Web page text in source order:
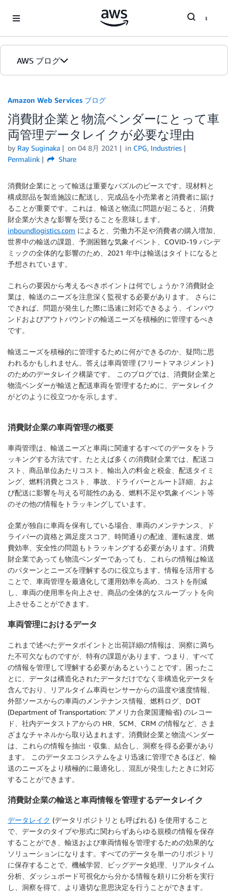
AWS ブログ
カテゴリ
エディション
Amazon Web Services ブログ
消費財企業と物流ベンダーにとって車
両管理データレイクが必要な理由
by Ray Suginaka on 04 8月 2021 in CPG, Industries
Permalink
Share
消費財企業にとって輸送は重要なパズルのピースです。現材料と
構成部品を製造施設に配送し、完成品を小売業者と消費者に届け
ることが重要です。これは、輸送と物流に問題が起こると、消費
財企業が大きな影響を受けることを意味します。
inboundlogistics.com によると、労働力不足や消費者の購入増加、
世界中の輸送の課題、予測困難な気象イベント、COVID-19 パンデ
ミックの全体的な影響のため、2021 年中は輸送はタイトになると
予想されています。
これらの要因から考えるべきポイントは何でしょうか？消費財企
業は、輸送のニーズを注意深く監視する必要があります。 さらに
できれば、問題が発生した際に迅速に対応できるよう、インバウ
ンドおよびアウトバウンドの輸送ニーズを積極的に管理するべき
です。
輸送ニーズを積極的に管理するために何ができるのか、疑問に思
われるかもしれません。答えは車両管理 (フリートマネジメント)
のためのデータレイク構築です。 このブログでは、消費財企業と
物流ベンダーが輸送と配送車両を管理するために、データレイク
がどのように役立つかを示します。
消費財企業の車両管理の概要
車両管理は、輸送ニーズと車両に関連するすべてのデータをトラ
ッキングする方法です。たとえば多くの消費財企業では、配送コ
スト、商品単位あたりコスト、輸出入の料金と税金、配送タイミ
ング、燃料消費とコスト、事故、ドライバーとルート詳細、およ
び配送に影響を与える可能性のある、燃料不足や気象イベント等
のその他の情報をトラッキングしています。
企業が独自に車両を保有している場合、車両のメンテナンス、ド
ライバーの資格と満足度スコア、時間通りの配達、運転速度、燃
費効率、安全性の問題もトラッキングする必要があります。消費
財企業であっても物流ベンダーであっても、これらの情報は輸送
のパターンとニーズを理解するのに役立ちます。情報を活用する
ことで、車両管理を最適化して運用効率を高め、コストを削減
し、車両の使用率を向上させ、商品の全体的なスループットを向
上させることができます。
車両管理におけるデータ
これまで述べたデータポイントと出荷詳細の情報は、洞察に満ち
た不可欠なものですが、特有の課題があります。つまり、すべて
の情報を管理して理解する必要があるということです。困ったこ
とに、データは構造化されたデータだけでなく非構造化データを
含んでおり、リアルタイム車両センサーからの温度や速度情報、
外部ソースからの車両のメンテナンス情報、燃料ログ、DOT
(Department of Transportation: アメリカ合衆国運輸省) のレコー
ド、社内データストアからの HR、SCM、CRM の情報など、さま
ざまなチャネルから取り込まれます。消費財企業と物流ベンダー
は、これらの情報を抽出・収集、結合し、洞察を得る必要があり
ます。 このデータエコシステムをより迅速に管理できるほど、輸
送のニーズをより積極的に最適化し、混乱が発生したときに対応
することができます。
消費財企業の輸送と車両情報を管理するデータレイク
データレイク (データリポジトリとも呼ばれる) を使用すること
で、データのタイプや形式に関わらずあらゆる規模の情報を保存
することができ、輸送および車両情報を管理するための効果的な
ソリューションになります。すべてのデータを単一のリポジトリ
に保存することで、機械学習、ビッグデータ処理、リアルタイム
分析、ダッシュボード可視化から分かる情報を頼りに分析を実行
し、洞察を得て、より適切な意思決定を行うことができます。